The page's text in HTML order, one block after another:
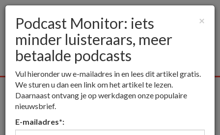
Alle media Publieksmedia Vakmedia Educatieve media
inct Publieksmedia
meer betaalde podcasts
×
Podcast Monitor: iets
minder luisteraars, meer
betaalde podcasts
Vul hieronder uw e-mailadres in en lees dit artikel gratis.
We sturen u dan een link om het artikel te lezen.
Daarnaast ontvang je op werkdagen onze populaire
nieuwsbrief.
E-mailadres*: